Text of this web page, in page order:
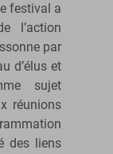
festival a
l’action
par
d’élus et
sujet
réunions
des liens